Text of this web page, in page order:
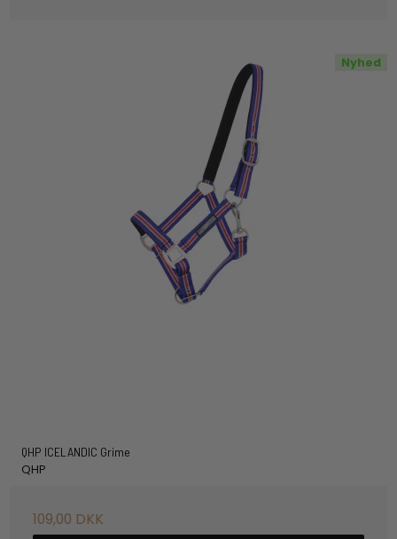
Nyhed
QHP ICELANDIC Grime
QHP
109,00 DKK